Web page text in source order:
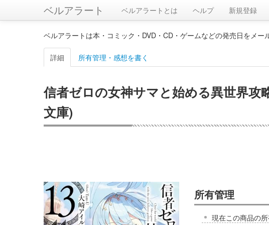
ベルアラート ベルアラートとは ヘルプ 新規登録
ベルアラートは本・コミック・DVD・CD・ゲームなどの発売日をメー
詳細 所有管理・感想を書く
信者ゼロの女神サマと始める異世界攻
文庫)
所有管理
現在この商品の